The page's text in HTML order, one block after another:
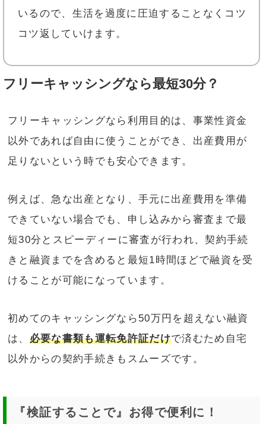
いるので、生活を過度に圧迫することなくコツ
コツ返していけます。
フリーキャッシングなら最短30分？
フリーキャッシングなら利用目的は、事業性資金
以外であれば自由に使うことができ、出産費用が
足りないという時でも安心できます。
例えば、急な出産となり、手元に出産費用を準備
できていない場合でも、申し込みから審査まで最
短30分とスピーディーに審査が行われ、契約手続
きと融資までを含めると最短1時間ほどで融資を受
けることが可能になっています。
初めてのキャッシングなら50万円を超えない融資
は、 必要な書類も運転免許証だけで済むため自宅
以外からの契約手続きもスムーズです。
『検証することで』お得で便利に！